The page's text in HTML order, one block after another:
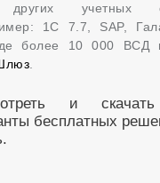
учетных
1С 7.7, SAP,
более 10 000 ВСД
и
бесплатных